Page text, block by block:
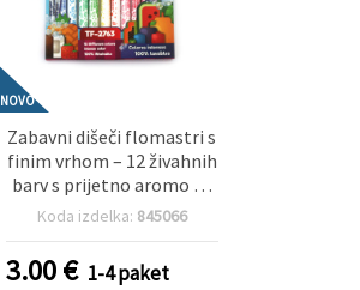
NOVO
Zabavni dišeči flomastri s
finim vrhom – 12 živahnih
barv s prijetno aromo za
ustvarjalne otroke in
ustvarjanja
Koda izdelka: 845066
3.00€ 1-4 paket